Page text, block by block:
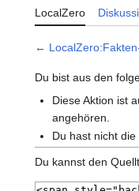
LocalZero
←
Du bist aus den
Diese Aktion ist
angehören.
Du hast nicht
Du kannst den